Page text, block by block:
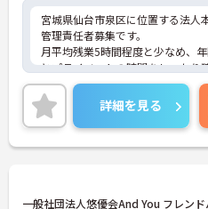
宮城県仙台市泉区に位置する法人
管理責任者募集です。
月平均残業5時間程度と少なめ、
とプライベートの時間をしっかり
ご興味のある方には、面接対策ポ
に詳細をお話いたしますので、お
さい。
詳細を見る
一般社団法人悠優会And You フレンド